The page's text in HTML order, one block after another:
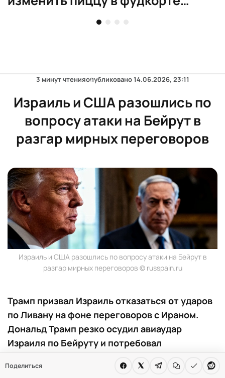
Поделиться
3 минут чтенияопубликовано14.06.2026, 23:11
Израиль и США разошлись по
вопросу атаки на Бейрут в
разгар мирных переговоров
Израиль и США разошлись по вопросу атаки на Бейрут в
разгар мирных переговоров © russpain.ru
Трамп призвал Израиль отказаться от ударов
по Ливану на фоне переговоров с Ираном.
Дональд Трамп резко осудил авиаудар
Израиля по Бейруту и потребовал
подписанию меморандума о прекращении